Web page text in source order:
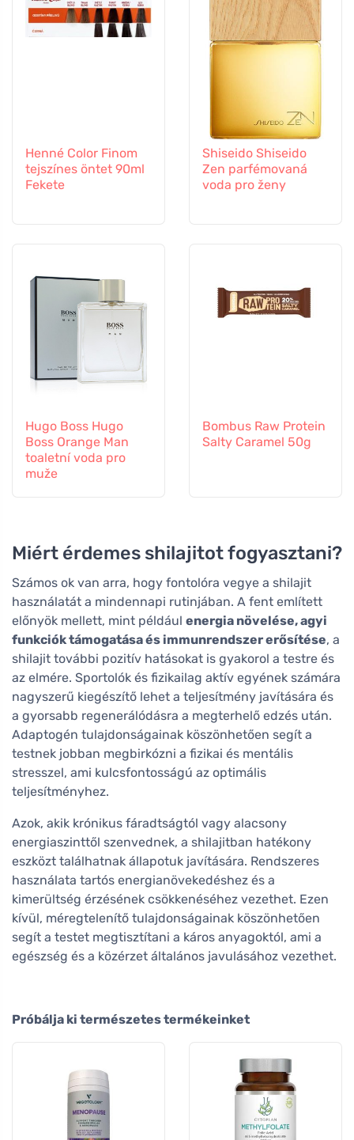
Henné Color Finom
tejszínes öntet 90ml
Fekete
Shiseido Shiseido
Zen parfémovaná
voda pro ženy
Hugo Boss Hugo
Boss Orange Man
toaletní voda pro
muže
Bombus Raw Protein
Salty Caramel 50g
Miért érdemes shilajitot fogyasztani?
Számos ok van arra, hogy fontolóra vegye a shilajit
használatát a mindennapi rutinjában. A fent említett
előnyök mellett, mint például energia növelése, agyi
funkciók támogatása és immunrendszer erősítése, a
shilajit további pozitív hatásokat is gyakorol a testre és
az elmére. Sportolók és fizikailag aktív egyének számára
nagyszerű kiegészítő lehet a teljesítmény javítására és
a gyorsabb regenerálódásra a megterhelő edzés után.
Adaptogén tulajdonságainak köszönhetően segít a
testnek jobban megbirkózni a fizikai és mentális
stresszel, ami kulcsfontosságú az optimális
teljesítményhez.
Azok, akik krónikus fáradtságtól vagy alacsony
energiaszinttől szenvednek, a shilajitban hatékony
eszközt találhatnak állapotuk javítására. Rendszeres
használata tartós energianövekedéshez és a
kimerültség érzésének csökkenéséhez vezethet. Ezen
kívül, méregtelenítő tulajdonságainak köszönhetően
segít a testet megtisztítani a káros anyagoktól, ami a
egészség és a közérzet általános javulásához vezethet.
Próbálja ki természetes termékeinket